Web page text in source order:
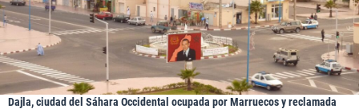
Dajla, ciudad del Sáhara Occidental ocupada por Marruecos y reclamada